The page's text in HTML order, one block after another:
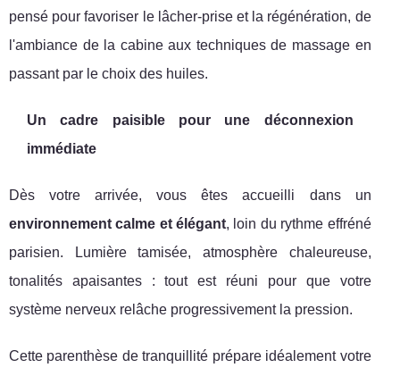
pensé pour favoriser le lâcher-prise et la régénération, de
l'ambiance de la cabine aux techniques de massage en
passant par le choix des huiles.
Un cadre paisible pour une déconnexion
immédiate
Dès votre arrivée, vous êtes accueilli dans un
environnement calme et élégant, loin du rythme effréné
parisien. Lumière tamisée, atmosphère chaleureuse,
tonalités apaisantes : tout est réuni pour que votre
système nerveux relâche progressivement la pression.
Cette parenthèse de tranquillité prépare idéalement votre